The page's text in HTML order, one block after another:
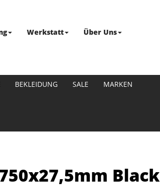
Werkstatt Über Uns
BEKLEIDUNG SALE MARKEN
Black